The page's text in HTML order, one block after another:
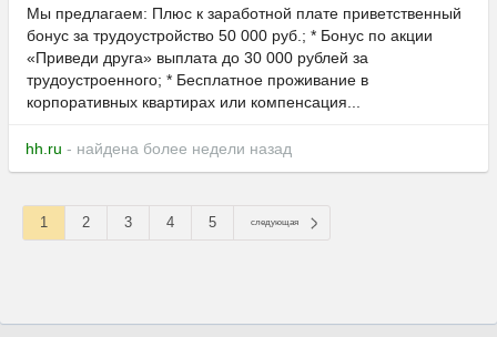
Мы предлагаем: Плюс к заработной плате приветственный
бонус за трудоустройство 50 000 руб.; * Бонус по акции
«Приведи друга» выплата до 30 000 рублей за
трудоустроенного; * Бесплатное проживание в
корпоративных квартирах или компенсация...
hh.ru - найдена более недели назад
1 2 3 4 5 следующая